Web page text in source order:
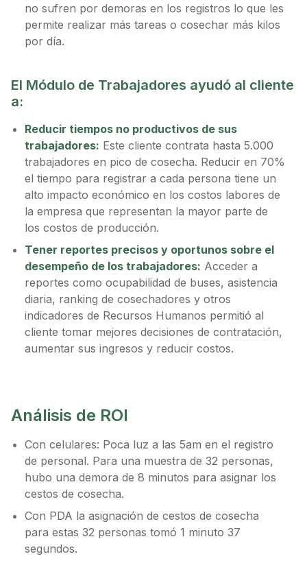
no sufren por demoras en los registros lo que les
permite realizar más tareas o cosechar más kilos
por día.
El Módulo de Trabajadores ayudó al cliente
a:
Reducir tiempos no productivos de sus
trabajadores: Este cliente contrata hasta 5.000
trabajadores en pico de cosecha. Reducir en 70%
el tiempo para registrar a cada persona tiene un
alto impacto económico en los costos labores de
la empresa que representan la mayor parte de
los costos de producción.
Tener reportes precisos y oportunos sobre el
desempeño de los trabajadores: Acceder a
reportes como ocupabilidad de buses, asistencia
diaria, ranking de cosechadores y otros
indicadores de Recursos Humanos permitió al
cliente tomar mejores decisiones de contratación,
aumentar sus ingresos y reducir costos.
Análisis de ROI
Con celulares: Poca luz a las 5am en el registro
de personal. Para una muestra de 32 personas,
hubo una demora de 8 minutos para asignar los
cestos de cosecha.
Con PDA la asignación de cestos de cosecha
para estas 32 personas tomó 1 minuto 37
segundos.